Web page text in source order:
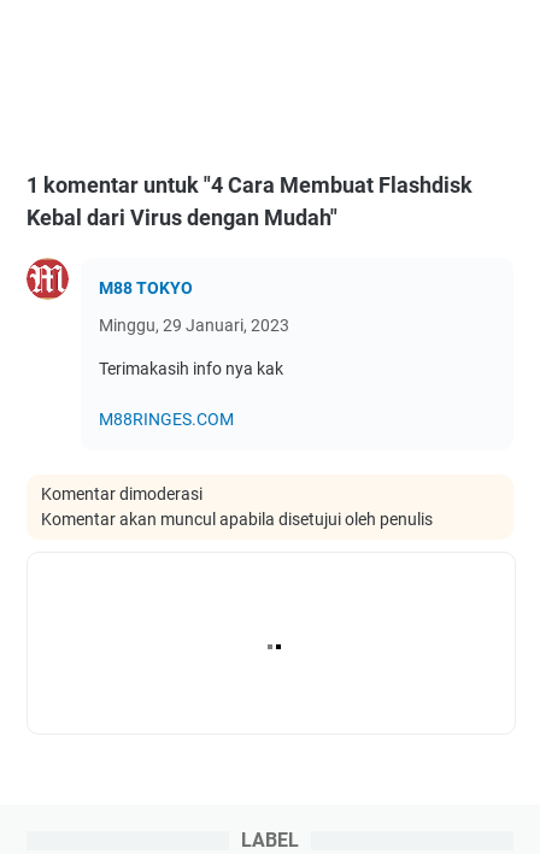
1 komentar untuk "4 Cara Membuat Flashdisk
Kebal dari Virus dengan Mudah"
M88 TOKYO
Minggu, 29 Januari, 2023
Terimakasih info nya kak
M88RINGES.COM
Komentar dimoderasi
Komentar akan muncul apabila disetujui oleh penulis
LABEL